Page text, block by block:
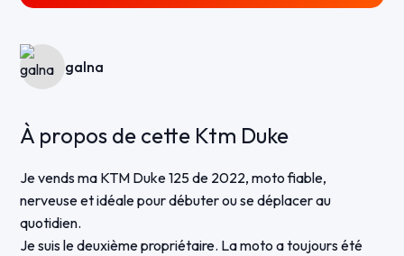
galna
À propos de cette Ktm Duke
Je vends ma KTM Duke 125 de 2022, moto fiable,
nerveuse et idéale pour débuter ou se déplacer au
quotidien.
Je suis le deuxième propriétaire. La moto a toujours été